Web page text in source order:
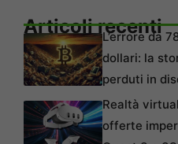
Articoli recenti
L’errore da
dollari: la
perduti in
Realtà
offerte